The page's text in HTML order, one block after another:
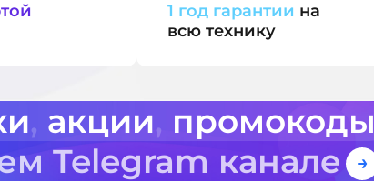
1 год гарантии на
всю технику
, акции, промокоды
Telegram канале